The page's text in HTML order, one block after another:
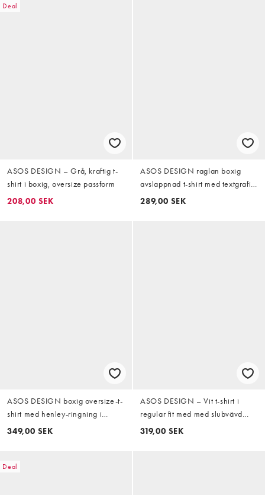
Deal
ASOS DESIGN – Grå, kraftig t-
shirt i boxig, oversize passform
208,00 SEK
ASOS DESIGN raglan boxig
avslappnad t-shirt med textgrafik
framtill i vitt
289,00 SEK
ASOS DESIGN boxig oversize-t-
shirt med henley-ringning i
mörkgrön
349,00 SEK
ASOS DESIGN – Vit t-shirt i
regular fit med med slubvävd
textur, långa ärmar och
319,00 SEK
Deal